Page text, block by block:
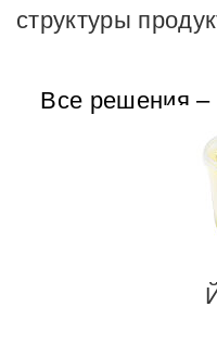
структуры
Все решения